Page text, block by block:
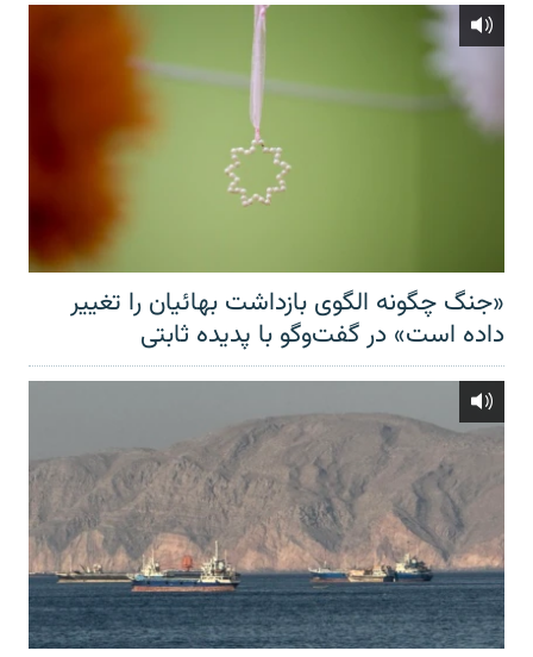
«جنگ چگونه الگوی بازداشت بهائیان را تغییر
داده است» در گفت‌وگو با پدیده ثابتی